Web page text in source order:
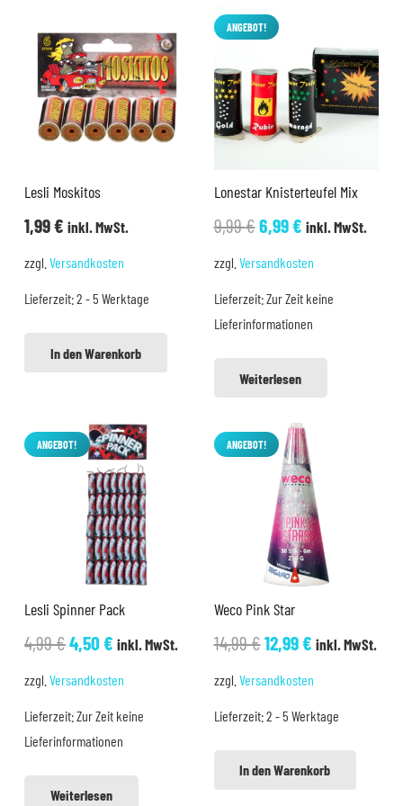
Lesli Moskitos
1,99€ inkl. MwSt.
zzgl. Versandkosten
Lieferzeit:2 - 5 Werktage
In den Warenkorb
ANGEBOT!
Lonestar Knisterteufel Mix
9,99€Ursprünglicher
9,99 €
6,99€Aktueller
6,99 €.
inkl. MwSt.
zzgl. Versandkosten
Lieferzeit:Zur Zeit keine
Lieferinformationen
Weiterlesen
ANGEBOT!
Lesli Spinner Pack
4,99€Ursprünglicher
4,99 €
4,50€Aktueller
4,50 €.
inkl. MwSt.
zzgl. Versandkosten
Lieferzeit:Zur Zeit keine
Lieferinformationen
Weiterlesen
ANGEBOT!
Weco Pink Star
14,99€Ursprünglicher
14,99 €
12,99€Aktueller
12,99 €.
inkl. MwSt.
zzgl. Versandkosten
Lieferzeit:2 - 5 Werktage
In den Warenkorb